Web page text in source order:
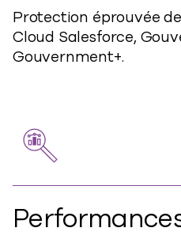
Protection éprouvée
Cloud Salesforce,
Gouvernment+.